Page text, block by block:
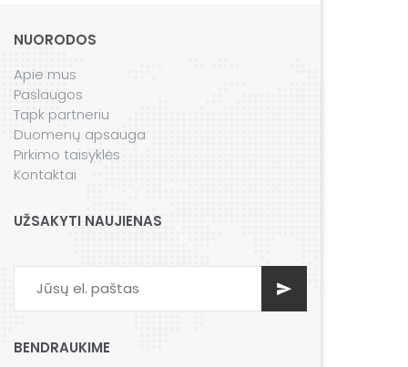
NUORODOS
Apie mus
Paslaugos
Tapk partneriu
Duomenų apsauga
Pirkimo taisyklės
Kontaktai
UŽSAKYTI NAUJIENAS
BENDRAUKIME